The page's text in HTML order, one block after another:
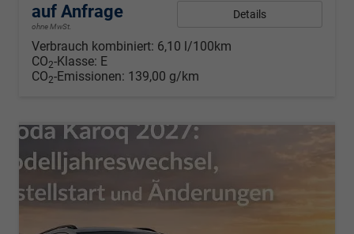
auf Anfrage
ohne MwSt.
Details
Verbrauch kombiniert: 6,10 l/100km
CO2-Klasse: E
CO2-Emissionen: 139,00 g/km